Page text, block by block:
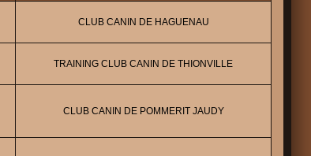
CLUB CANIN DE HAGUENAU
TRAINING CLUB CANIN DE THIONVILLE
CLUB CANIN DE POMMERIT JAUDY